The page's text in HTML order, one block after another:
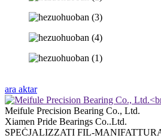
ara aktar
Meifule Precision Bearing Co., Ltd.
Xiamen Pride Bearings Co..Ltd.
SPEĊJALIZZATI FIL-